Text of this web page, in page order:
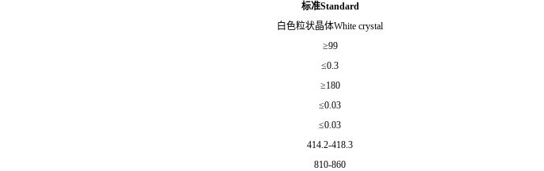
标准Standard
白色粒状晶体White crystal
≥99
≤0.3
≥180
≤0.03
≤0.03
414.2-418.3
810-860